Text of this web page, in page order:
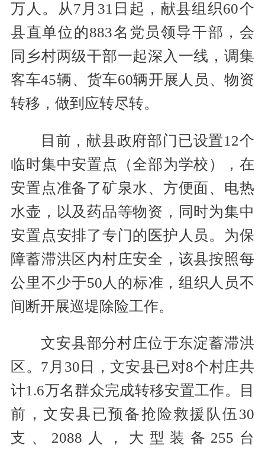
万人。从7月31日起，献县组织60个
县直单位的883名党员领导干部，会
同乡村两级干部一起深入一线，调集
客车45辆、货车60辆开展人员、物资
转移，做到应转尽转。
目前，献县政府部门已设置12个
临时集中安置点（全部为学校），在
安置点准备了矿泉水、方便面、电热
水壶，以及药品等物资，同时为集中
安置点安排了专门的医护人员。为保
障蓄滞洪区内村庄安全，该县按照每
公里不少于50人的标准，组织人员不
间断开展巡堤除险工作。
文安县部分村庄位于东淀蓄滞洪
区。7月30日，文安县已对8个村庄共
计1.6万名群众完成转移安置工作。目
前，文安县已预备抢险救援队伍30
支、2088人，大型装备255台